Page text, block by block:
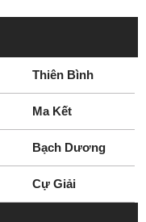
Thiên Bình
Ma Kết
Bạch Dương
Cự Giải